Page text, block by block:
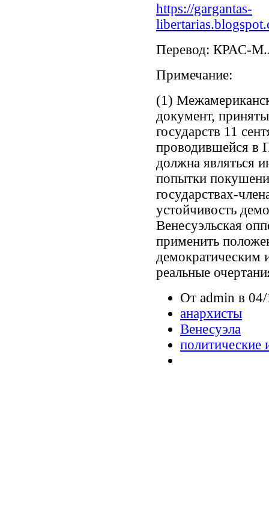
https://gargantas-
Перевод: КРАС-
Примечание:
(1)
документ,
государств 11
проводившейся в
должна являться
попытки
государствах-
устойчивость
Венесуэльская
применить
демократическим
реальные
От admin в
анархисты
Венесуэла
политические